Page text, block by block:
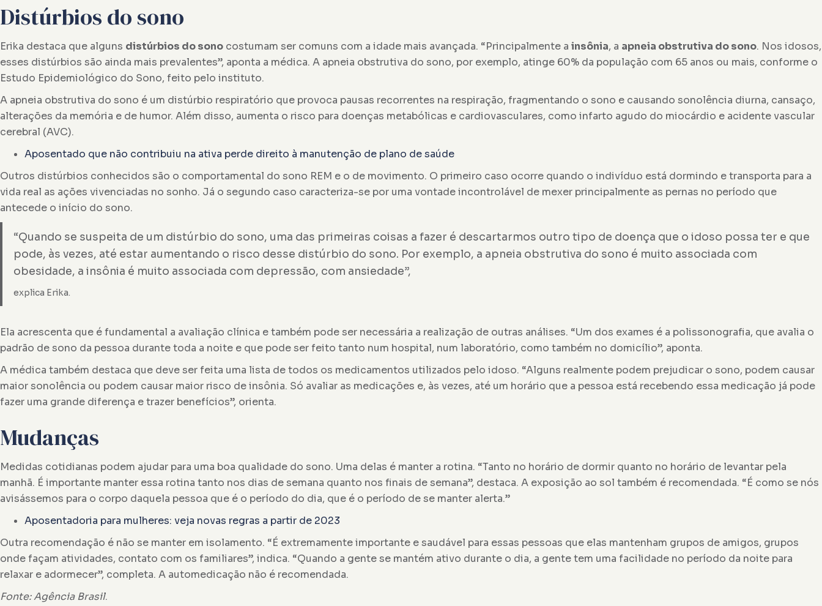
Distúrbios do sono
Erika destaca que alguns distúrbios do sono costumam ser comuns com a idade mais avançada. “Principalmente a insônia, a apneia obstrutiva do sono. Nos idosos,
esses distúrbios são ainda mais prevalentes”, aponta a médica. A apneia obstrutiva do sono, por exemplo, atinge 60% da população com 65 anos ou mais, conforme o
Estudo Epidemiológico do Sono, feito pelo instituto.
A apneia obstrutiva do sono é um distúrbio respiratório que provoca pausas recorrentes na respiração, fragmentando o sono e causando sonolência diurna, cansaço,
alterações da memória e de humor. Além disso, aumenta o risco para doenças metabólicas e cardiovasculares, como infarto agudo do miocárdio e acidente vascular
cerebral (AVC).
Aposentado que não contribuiu na ativa perde direito à manutenção de plano de saúde
Outros distúrbios conhecidos são o comportamental do sono REM e o de movimento. O primeiro caso ocorre quando o indivíduo está dormindo e transporta para a
vida real as ações vivenciadas no sonho. Já o segundo caso caracteriza-se por uma vontade incontrolável de mexer principalmente as pernas no período que
antecede o início do sono.
“Quando se suspeita de um distúrbio do sono, uma das primeiras coisas a fazer é descartarmos outro tipo de doença que o idoso possa ter e que
pode, às vezes, até estar aumentando o risco desse distúrbio do sono. Por exemplo, a apneia obstrutiva do sono é muito associada com
obesidade, a insônia é muito associada com depressão, com ansiedade”,
explica Erika.
Ela acrescenta que é fundamental a avaliação clínica e também pode ser necessária a realização de outras análises. “Um dos exames é a polissonografia, que avalia o
padrão de sono da pessoa durante toda a noite e que pode ser feito tanto num hospital, num laboratório, como também no domicílio”, aponta.
A médica também destaca que deve ser feita uma lista de todos os medicamentos utilizados pelo idoso. “Alguns realmente podem prejudicar o sono, podem causar
maior sonolência ou podem causar maior risco de insônia. Só avaliar as medicações e, às vezes, até um horário que a pessoa está recebendo essa medicação já pode
fazer uma grande diferença e trazer benefícios”, orienta.
Mudanças
Medidas cotidianas podem ajudar para uma boa qualidade do sono. Uma delas é manter a rotina. “Tanto no horário de dormir quanto no horário de levantar pela
manhã. É importante manter essa rotina tanto nos dias de semana quanto nos finais de semana”, destaca. A exposição ao sol também é recomendada. “É como se nós
avisássemos para o corpo daquela pessoa que é o período do dia, que é o período de se manter alerta.”
Aposentadoria para mulheres: veja novas regras a partir de 2023
Outra recomendação é não se manter em isolamento. “É extremamente importante e saudável para essas pessoas que elas mantenham grupos de amigos, grupos
onde façam atividades, contato com os familiares”, indica. “Quando a gente se mantém ativo durante o dia, a gente tem uma facilidade no período da noite para
relaxar e adormecer”, completa. A automedicação não é recomendada.
Fonte: Agência Brasil.